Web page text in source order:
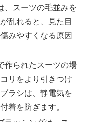
、スーツの毛並みを
乱れると、見た目
みやすくなる原因
作られたスーツの場
リをより引きつけ
ラシは、静電気を
着を防ぎます。